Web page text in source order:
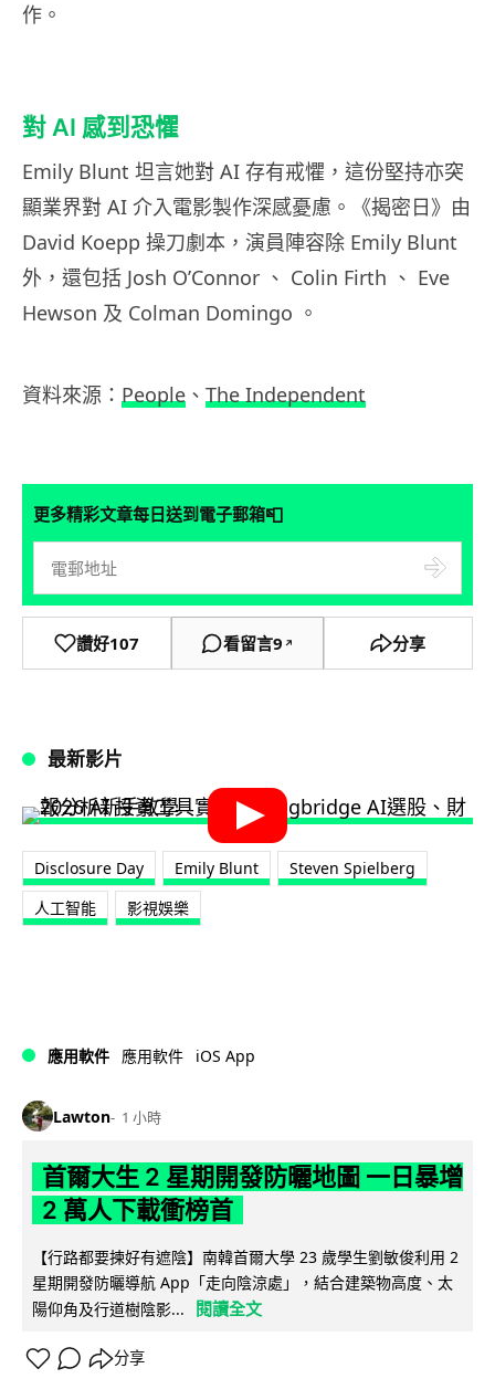
作。
對 AI 感到恐懼
Emily Blunt 坦言她對 AI 存有戒懼，這份堅持亦突
顯業界對 AI 介入電影製作深感憂慮。《揭密日》由
David Koepp 操刀劇本，演員陣容除 Emily Blunt
外，還包括 Josh O’Connor 、 Colin Firth 、 Eve
Hewson 及 Colman Domingo 。
資料來源： People 、 The Independent
更多精彩文章每日送到電子郵箱📮
讚好107 看留言9 ↗ 分享
最新影片
Disclosure Day Emily Blunt
Steven Spielberg
人工智能
影視娛樂
應用軟件 應用軟件 iOS App
Lawton 1 小時
首爾大生 2 星期開發防曬地圖 一日暴增
2 萬人下載衝榜首
【行路都要揀好有遮陰】南韓首爾大學 23 歲學生劉敏俊利用 2
星期開發防曬導航 App「走向陰涼處」，結合建築物高度、太
陽仰角及行道樹陰影...
閱讀全文
分享